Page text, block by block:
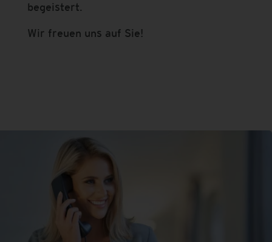
begeistert.
Wir freuen uns auf Sie!